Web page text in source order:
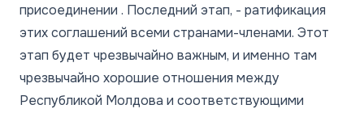
присоединении . Последний этап, - ратификация
этих соглашений всеми странами-членами. Этот
этап будет чрезвычайно важным, и именно там
чрезвычайно хорошие отношения между
Республикой Молдова и соответствующими